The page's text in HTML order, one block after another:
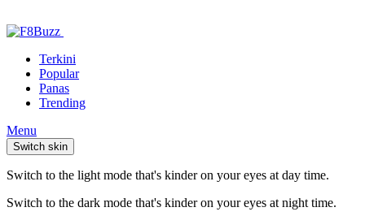
Terkini
Popular
Panas
Trending
Menu
Switch skin
Switch to the light mode that's kinder on your eyes at day time.
Switch to the dark mode that's kinder on your eyes at night time.